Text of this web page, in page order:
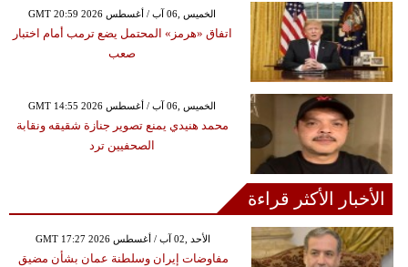
GMT 20:59 2026 الخميس ,06 آب / أغسطس
اتفاق «هرمز» المحتمل يضع ترمب أمام اختبار
صعب
GMT 14:55 2026 الخميس ,06 آب / أغسطس
محمد هنيدي يمنع تصوير جنازة شقيقه ونقابة
الصحفيين ترد
الأخبار الأكثر قراءة
GMT 17:27 2026 الأحد ,02 آب / أغسطس
مفاوضات إيران وسلطنة عمان بشأن مضيق